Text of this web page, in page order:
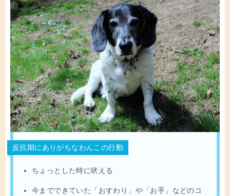
反抗期にありがちなわんこの行動
ちょっとした時に吠える
今までできていた「おすわり」や「お手」などのコ